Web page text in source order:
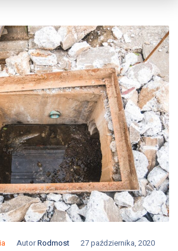
AutorRodmost
27 października, 2020